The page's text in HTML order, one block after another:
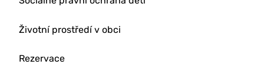
Životní prostředí v obci
Rezervace